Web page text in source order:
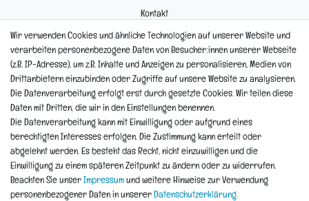
Kontakt
Reklamation
Informationen
Hinweis zur Entsorgung von Altbaterien
*Teil-Widerruf
Wir verwenden Cookies und ähnliche Technologien auf unserer Website und
verarbeiten personenbezogene Daten von Besucher:innen unserer Webseite
(z.B. IP-Adresse), um z.B. Inhalte und Anzeigen zu personalisieren, Medien von
Drittanbietern einzubinden oder Zugriffe auf unsere Website zu analysieren.
Die Datenverarbeitung erfolgt erst durch gesetzte Cookies. Wir teilen diese
Daten mit Dritten, die wir in den Einstellungen benennen.
Die Datenverarbeitung kann mit Einwilligung oder aufgrund eines
berechtigten Interesses erfolgen. Die Zustimmung kann erteilt oder
abgelehnt werden. Es besteht das Recht, nicht einzuwilligen und die
Einwilligung zu einem späteren Zeitpunkt zu ändern oder zu widerrufen.
Beachten Sie unser Impressum und weitere Hinweise zur Verwendung
personenbezogener Daten in unserer Daten­schutz­erklärung.